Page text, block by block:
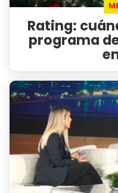
Rating:
programa